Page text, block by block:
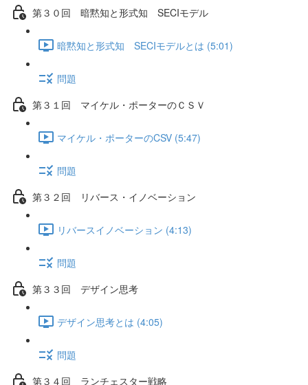
第３０回 暗黙知と形式知 SECIモデル
暗黙知と形式知 SECIモデルとは (5:01)
問題
第３１回 マイケル・ポーターのＣＳＶ
マイケル・ポーターのCSV (5:47)
問題
第３２回 リバース・イノベーション
リバースイノベーション (4:13)
問題
第３３回 デザイン思考
デザイン思考とは (4:05)
問題
第３４回 ランチェスター戦略